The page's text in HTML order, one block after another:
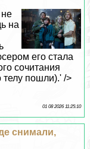
на
его стала
сочитания
пошли).' />
01 08 2026 11:25:10
снимали,